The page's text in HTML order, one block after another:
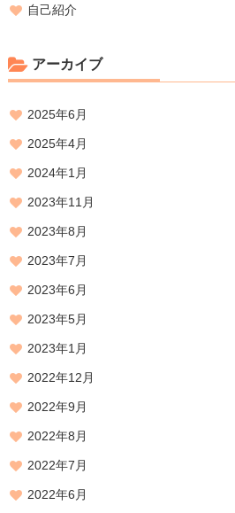
自己紹介
アーカイブ
2025年6月
2025年4月
2024年1月
2023年11月
2023年8月
2023年7月
2023年6月
2023年5月
2023年1月
2022年12月
2022年9月
2022年8月
2022年7月
2022年6月